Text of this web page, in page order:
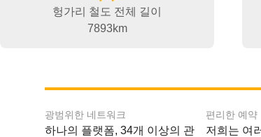
헝가리 철도 전체 길이
7893km
광범위한 네트워크
하나의 플랫폼, 34개 이상의 관
편리한 예약
저희는 여